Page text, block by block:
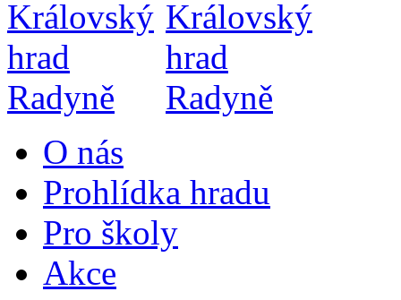
O nás
Prohlídka hradu
Pro školy
Akce